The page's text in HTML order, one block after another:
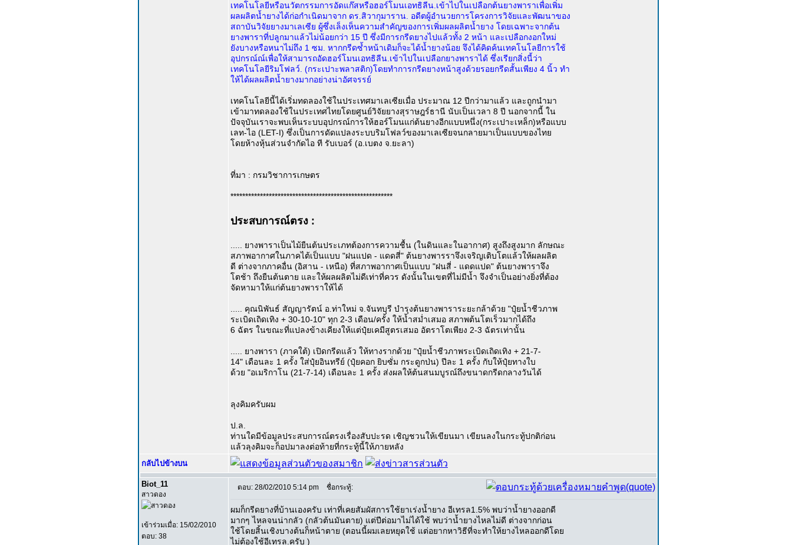
เทคโนโลยีหรือนวัตกรรมการอัดแก๊สหรือฮอร์โมนเอทธิลีน.เข้าไปในเปลือกต้นยางพาราเพื่อเพิ่ม
ผลผลิตน้ำยางได้ก่อกำเนิดมาจาก ดร.สิวากุมาราน. อดีตผู้อำนวยการโครงการวิจัยและพัฒนาของ
สถาบันวิจัยยางมาเลเซีย ผู้ซึ่งเล็งเห็นความสำคัญของการเพิ่มผลผลิตน้ำยาง โดยเฉพาะจากต้น
ยางพาราที่ปลูกมาแล้วไม่น้อยกว่า 15 ปี ซึ่งมีการกรีดยางไปแล้วทั้ง 2 หน้า และเปลือกงอกใหม่
ยังบางหรือหนาไม่ถึง 1 ซม. หากกรีดซ้ำหน้าเดิมก็จะได้น้ำยางน้อย จึงได้คิดค้นเทคโนโลยีการใช้
อุปกรณ์ณ์เพื่อให้สามารถอัดฮอร์โมนเอทธิลีน.เข้าไปในเปลือกยางพาราได้ ซึ่งเรียกสิ่งนี้ว่า
เทคโนโลยีริมโฟลว์. (กระเปาะพลาสติก)โดยทำการกรีดยางหน้าสูงด้วยรอยกรีดสั้นเพียง 4 นิ้ว ทำ
ให้ได้ผลผลิตน้ำยางมากอย่างน่าอัศจรรย์
เทคโนโลยีนี้ได้เริ่มทดลองใช้ในประเทศมาเลเซียเมื่อ ประมาณ 12 ปีกว่ามาแล้ว และถูกนำมา
เข้ามาทดลองใช้ในประเทศไทยโดยศูนย์วิจัยยางสุราษฎร์ธานี นับเป็นเวลา 8 ปี นอกจากนี้ ใน
ปัจจุบันเราจะพบเห็นระบบอุปกรณ์การให้ฮอร์โมนแก่ต้นยางอีกแบบหนึ่ง(กระเปาะเหล็ก)หรือแบบ
เลท-ไอ (LET-I) ซึ่งเป็นการดัดแปลงระบบริมโฟลว์ของมาเลเซียจนกลายมาเป็นแบบของไทย
โดยห้างหุ้นส่วนจำกัดไอ ที รับเบอร์ (อ.เบตง จ.ยะลา)
ที่มา : กรมวิชาการเกษตร
*******************************************************
ประสบการณ์ตรง :
..... ยางพาราเป็นไม้ยืนต้นประเภทต้องการความชื้น (ในดินและในอากาศ) สูงถึงสูงมาก ลักษณะ
สภาพอากาศในภาคไต้เป็นแบบ "ฝนแปด - แดดสี่" ต้นยางพารราจึงเจริญเติบโตแล้วให้ผลผลิต
ดี ต่างจากภาคอื่น (อิสาน - เหนือ) ที่สภาพอากาศเป็นแบบ "ฝนสี่ - แดดแปด" ต้นยางพาราจึง
โตช้า ถึงยืนต้นตาย และให้ผลผลิตไม่ดีเท่าที่ควร ดังนั้นในเขตที่ไม่มีน้ำ จึงจำเป็นอย่างยิ่งที่ต้อง
จัดหามาให้แก่ต้นยางพาราให้ได้
..... คุณนิพันธ์ สัญญารัตน์ อ.ท่าใหม่ จ.จันทบุรี บำรุงต้นยางพาราระยะกล้าด้วย "ปุ๋ยน้ำชีวภาพ
ระเบิดเถิดเทิง + 30-10-10" ทุก 2-3 เดือน/ครั้ง ให้น้ำสม่ำเสมอ สภาพต้นโตเร็วมากได้ถึง
6 ฉัตร ในขณะที่แปลงข้างเคียงให้แต่ปุ๋ยเคมีสูตรเสมอ อัตราโตเพียง 2-3 ฉัตรเท่านั้น
..... ยางพารา (ภาคใต้) เปิดกรีดแล้ว ให้ทางรากด้วย "ปุ๋ยน้ำชีวภาพระเบิดเถิดเทิง + 21-7-
14" เดือนละ 1 ครั้ง ใส่ปุ๋ยอินทรีย์ (ปุ๋ยคอก ยิบซั่ม กระดูกป่น) ปีละ 1 ครั้ง กับให้ปุ๋ยทางใบ
ด้วย "อเมริกาโน (21-7-14) เดือนละ 1 ครั้ง ส่งผลให้ต้นสนมบูรณ์ถึงขนาดกรีดกลางวันได้
ลุงคิมครับผม
ป.ล.
ท่านใดมีข้อมูลประสบการณ์ตรงเรื่องสับปะรด เชิญชวนให้เขียนมา เขียนลงในกระทู้ปกติก่อน
แล้วลุงคิมจะก็อปมาลงต่อท้ายที่กระทู้นี้ให้ภายหลัง
กลับไปข้างบน
Biot_11
สาวดอง
เข้าร่วมเมื่อ: 15/02/2010
ตอบ: 38
ตอบ: 28/02/2010 5:14 pm ชื่อกระทู้:
ผมก็กรีดยางที่บ้านเองครับ เท่าที่เคยสัมผัสการใช้ยาเร่งน้ำยาง อีเทรล1.5% พบว่าน้ำยางออกดี
มากๆ ไหลจนน่ากลัว (กลัวต้นมันตาย) แต่ปีต่อมาไม่ได้ใช้ พบว่าน้ำยางไหลไม่ดี ต่างจากก่อน
ใช้โดยสิ้นเชิงบางต้นก็หน้าตาย (ตอนนี้ผมเลยหยุดใช้ แต่อยากหาวิธีที่จะทำให้ยางไหลออกดีโดย
ไม่ต้องใช้อีเทรล.ครับ )